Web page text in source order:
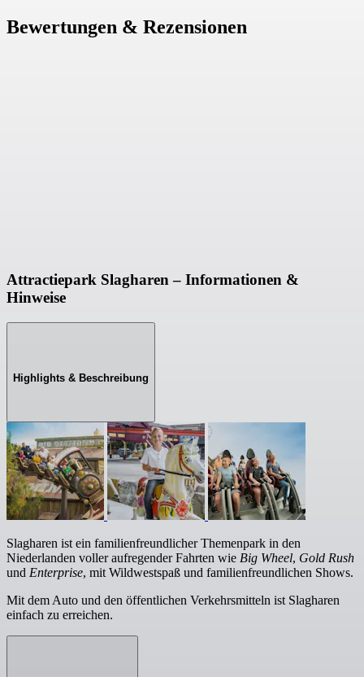
Bewertungen & Rezensionen
Attractiepark Slagharen – Informationen &
Hinweise
Highlights & Beschreibung
Slagharen ist ein familienfreundlicher Themenpark in den
Niederlanden voller aufregender Fahrten wie Big Wheel, Gold Rush
und Enterprise, mit Wildwestspaß und familienfreundlichen Shows.
Mit dem Auto und den öffentlichen Verkehrsmitteln ist Slagharen
einfach zu erreichen.